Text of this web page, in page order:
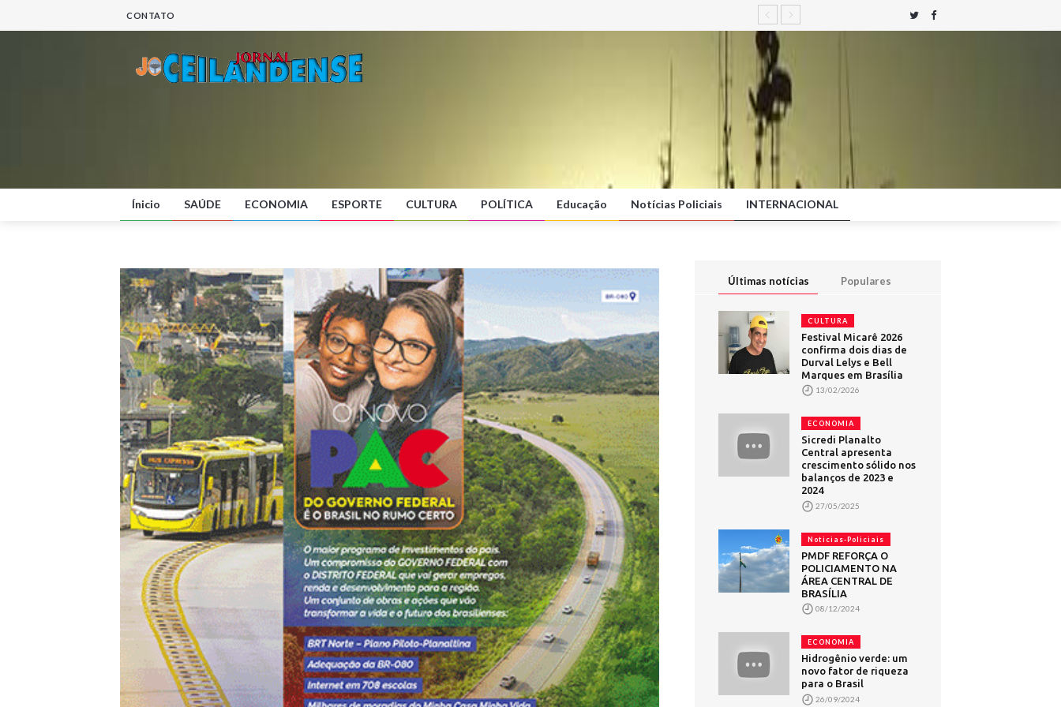
CONTATO
Ínicio SAÚDE ECONOMIA ESPORTE CULTURA POLÍTICA Educação Notícias Policiais INTERNACIONAL
Últimas notícias Populares
CULTURA
Festival Micarê 2026
confirma dois dias de
Durval Lelys e Bell
Marques em Brasília
13/02/2026
ECONOMIA
Sicredi Planalto
Central apresenta
crescimento sólido nos
balanços de 2023 e
2024
27/05/2025
Noticias-Policiais
PMDF REFORÇA O
POLICIAMENTO NA
ÁREA CENTRAL DE
BRASÍLIA
08/12/2024
ECONOMIA
Hidrogênio verde: um
novo fator de riqueza
para o Brasil
26/09/2024